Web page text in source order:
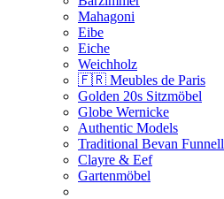
Mahagoni
Eibe
Eiche
Weichholz
🇫🇷 Meubles de Paris
Golden 20s Sitzmöbel
Globe Wernicke
Authentic Models
Traditional Bevan Funnell
Clayre & Eef
Gartenmöbel